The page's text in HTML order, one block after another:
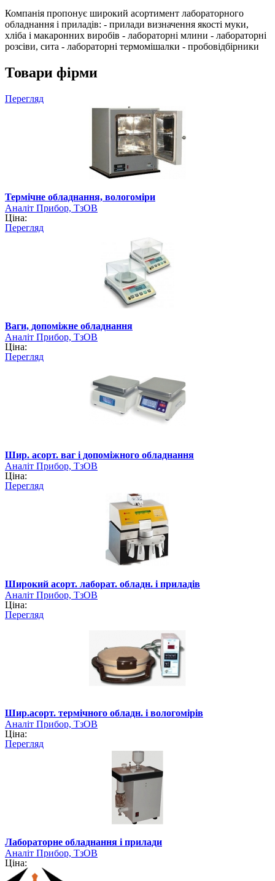
Компанія пропонує широкий асортимент лабораторного
обладнання і приладів: - прилади визначення якості муки,
хліба і макаронних виробів - лабораторні млини - лабораторні
розсіви, сита - лабораторні термомішалки - пробовідбірники
Товари фірми
Перегляд
Термічне обладнання, вологоміри
Аналіт Прибор, ТзОВ
Ціна:
Перегляд
Ваги, допоміжне обладнання
Аналіт Прибор, ТзОВ
Ціна:
Перегляд
Шир. асорт. ваг і допоміжного обладнання
Аналіт Прибор, ТзОВ
Ціна:
Перегляд
Широкий асорт. лаборат. обладн. і приладів
Аналіт Прибор, ТзОВ
Ціна:
Перегляд
Шир.асорт. термічного обладн. і вологомірів
Аналіт Прибор, ТзОВ
Ціна:
Перегляд
Лабораторне обладнання і прилади
Аналіт Прибор, ТзОВ
Ціна: